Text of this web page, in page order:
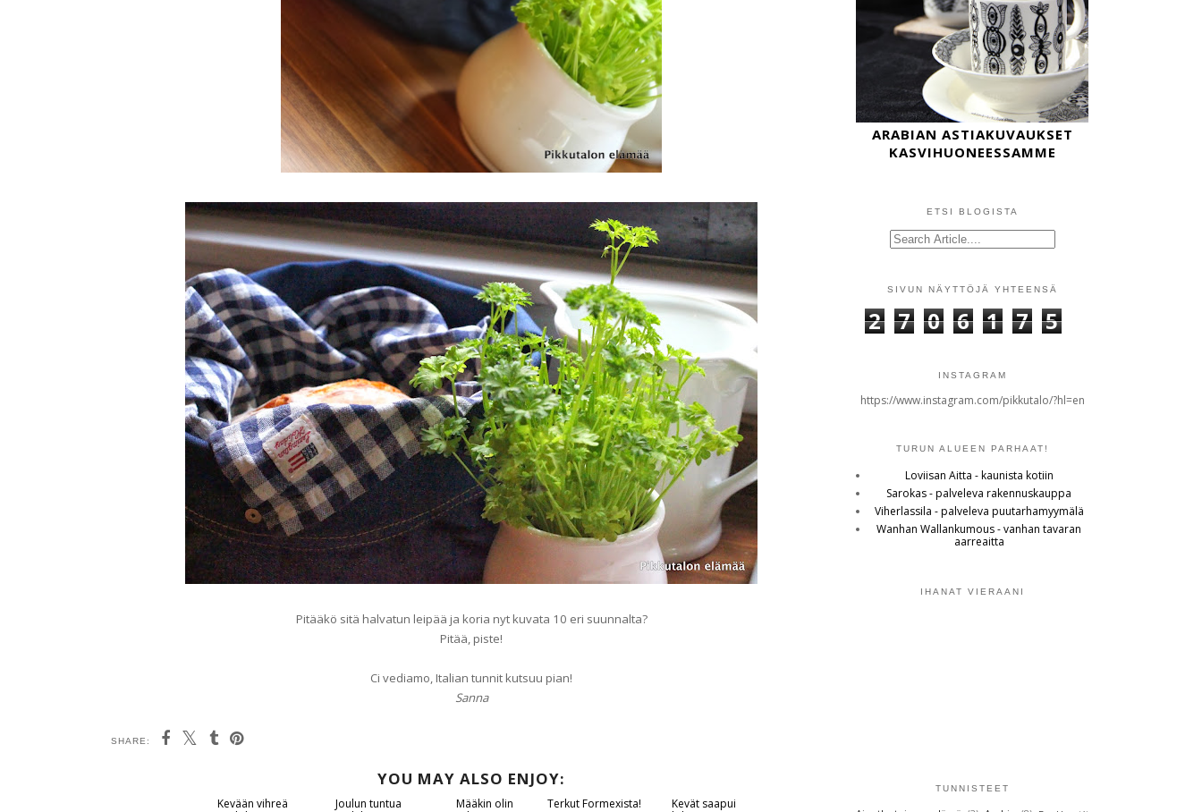
Pitääkö sitä halvatun leipää ja koria nyt kuvata 10 eri suunnalta?
Pitää, piste!
Ci vediamo, Italian tunnit kutsuu pian!
Sanna
SHARE:
YOU MAY ALSO ENJOY:
ARABIAN ASTIAKUVAUKSET
KASVIHUONEESSAMME
ETSI BLOGISTA
SIVUN NÄYTTÖJÄ YHTEENSÄ
2 7 0 6 1 7 5
INSTAGRAM
https://www.instagram.com/pikkutalo/?hl=en
TURUN ALUEEN PARHAAT!
Loviisan Aitta - kaunista kotiin
Sarokas - palveleva rakennuskauppa
Viherlassila - palveleva puutarhamyymälä
Wanhan Wallankumous - vanhan tavaran
aarreaitta
IHANAT VIERAANI
TUNNISTEET